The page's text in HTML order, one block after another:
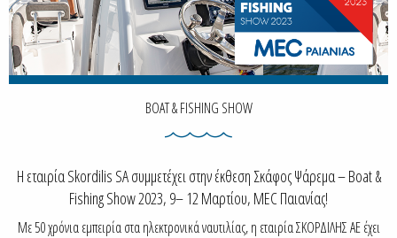
BOAT & FISHING SHOW
Η εταιρία Skordilis SA συμμετέχει στην έκθεση Σκάφος Ψάρεμα – Boat &
Fishing Show 2023, 9– 12 Μαρτίου, MEC Παιανίας!
Με 50 χρόνια εμπειρία στα ηλεκτρονικά ναυτιλίας, η εταιρία ΣΚΟΡΔΙΛΗΣ ΑΕ έχει